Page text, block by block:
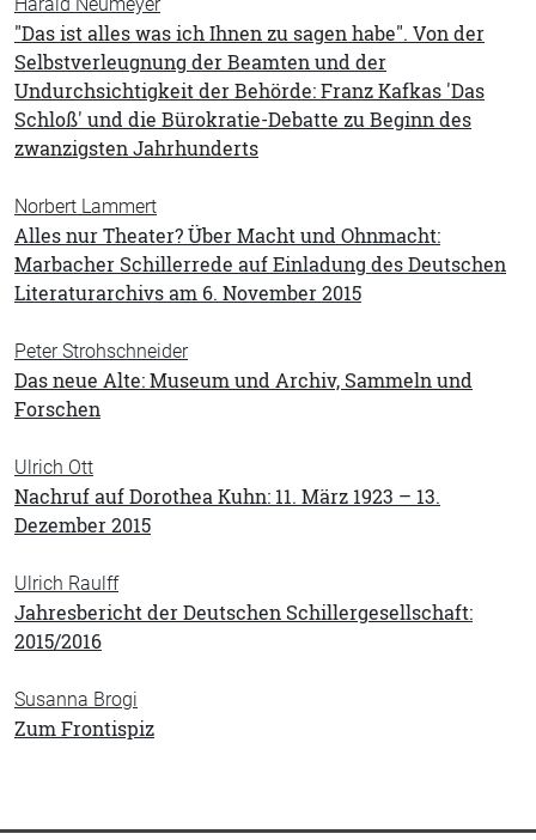
Harald Neumeyer
"Das ist alles was ich Ihnen zu sagen habe". Von der
Selbstverleugnung der Beamten und der
Undurchsichtigkeit der Behörde: Franz Kafkas 'Das
Schloß' und die Bürokratie-Debatte zu Beginn des
zwanzigsten Jahrhunderts
Norbert Lammert
Alles nur Theater? Über Macht und Ohnmacht:
Marbacher Schillerrede auf Einladung des Deutschen
Literaturarchivs am 6. November 2015
Peter Strohschneider
Das neue Alte: Museum und Archiv, Sammeln und
Forschen
Ulrich Ott
Nachruf auf Dorothea Kuhn: 11. März 1923 – 13.
Dezember 2015
Ulrich Raulff
Jahresbericht der Deutschen Schillergesellschaft:
2015/2016
Susanna Brogi
Zum Frontispiz